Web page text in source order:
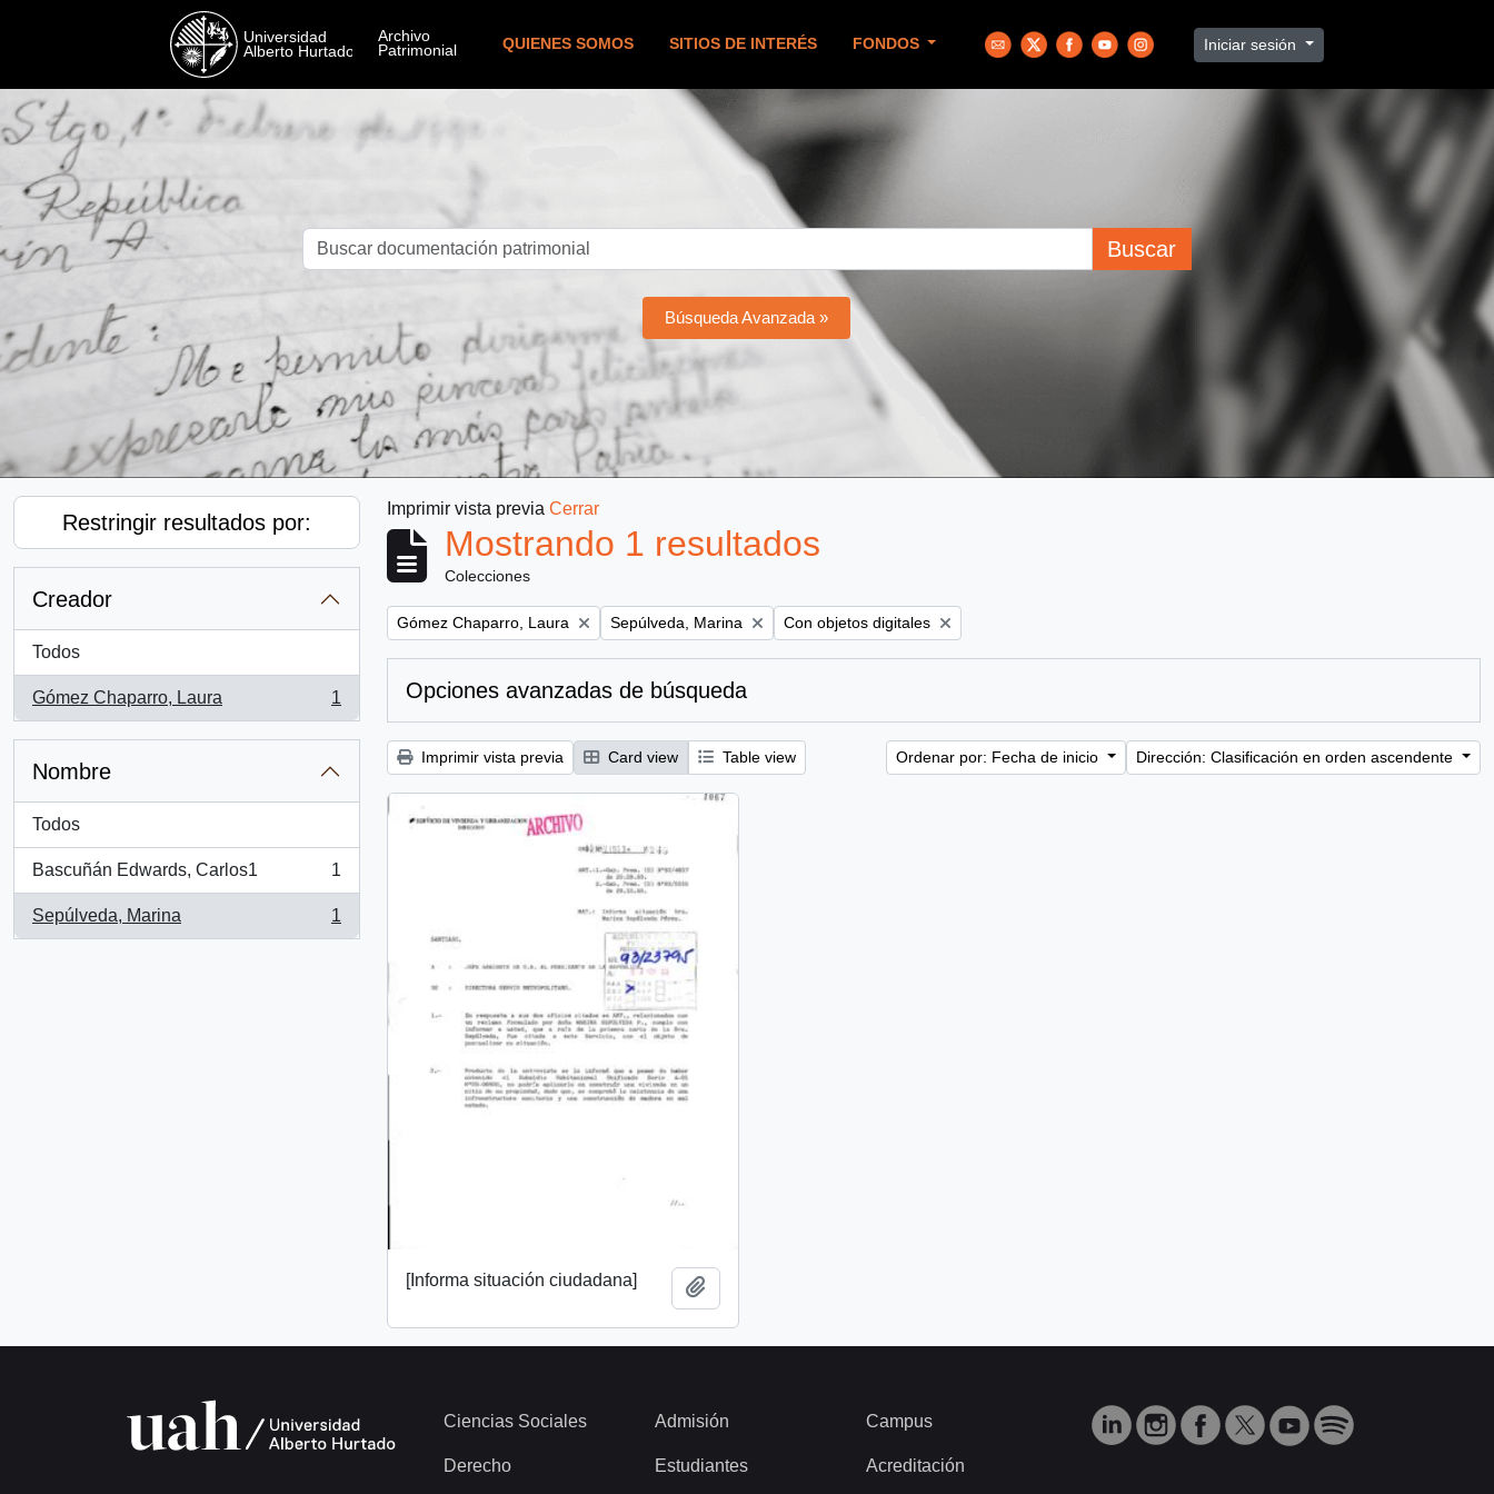
QUIENES SOMOS SITIOS DE INTERÉS FONDOS Iniciar sesión
Buscar
Búsqueda Avanzada »
Restringir resultados por:
Creador
Todos
Gómez Chaparro, Laura
, 1 resultados
1
Nombre
Todos
Bascuñán Edwards, Carlos1
, 1 resultados
1
Sepúlveda, Marina
, 1 resultados
1
Imprimir vista previa Cerrar
Mostrando 1 resultados
Colecciones
Remove filter:
Gómez Chaparro, Laura Remove filter:
Sepúlveda, Marina Remove filter:
Con objetos digitales
Opciones avanzadas de búsqueda
Imprimir vista previa Card view Table view Ordenar por: Fecha de inicio Dirección: Clasificación en orden ascendente
[Informa situación ciudadana]
Ciencias Sociales
Derecho
Admisión
Estudiantes
Campus
Acreditación